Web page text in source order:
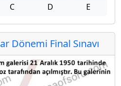
C D E
Dönemi Final Sınavı